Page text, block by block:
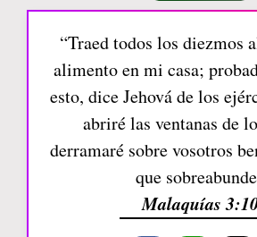
“Traed todos los diezmos
alimento en mi casa;
esto, dice Jehová de los
abriré las ventanas de
derramaré sobre vosotros
que
Malaquías